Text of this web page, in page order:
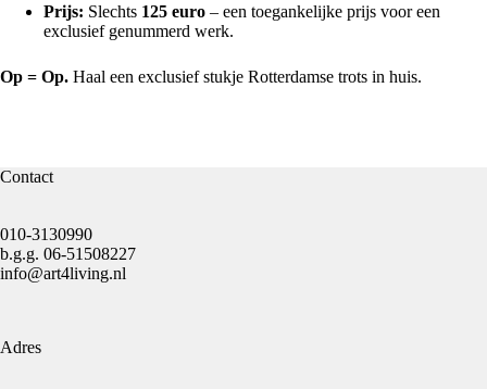
Prijs: Slechts 125 euro – een toegankelijke prijs voor een
exclusief genummerd werk.
Op = Op. Haal een exclusief stukje Rotterdamse trots in huis.
Contact
010-3130990
b.g.g. 06-51508227
info@art4living.nl
Adres